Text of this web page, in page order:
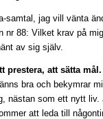
samtal, jag vill vänta
nr 88: Vilket krav på
av sig själv.
prestera, att sätta mål.
bra och bekymrar
nästan som ett nytt liv.
att leda till